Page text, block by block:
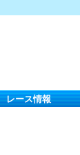
レース情報